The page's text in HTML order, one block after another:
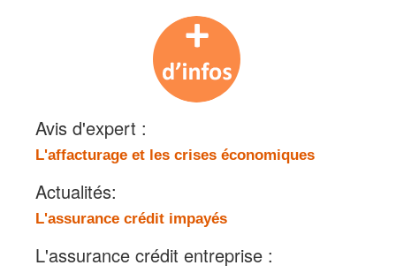
Avis d'expert :
L'affacturage et les crises économiques
Actualités:
L'assurance crédit impayés
L'assurance crédit entreprise :